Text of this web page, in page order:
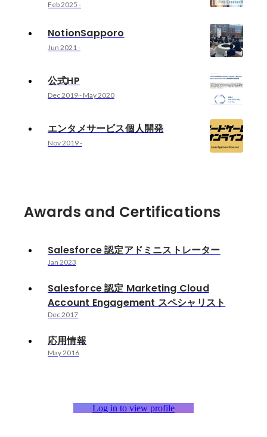
Feb 2025 -
NotionSapporo
Jun 2021-
公式HP
Dec 2019- May 2020
エンタメサービス個人開発
Nov 2019-
Awards and Certifications
Salesforce 認定アドミニストレーター
Jan 2023
Salesforce 認定 Marketing Cloud
Account Engagement スペシャリスト
Dec 2017
応用情報
May 2016
Log in to view profile